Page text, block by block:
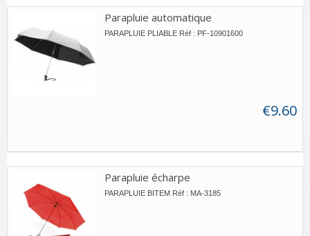
Parapluie automatique
PARAPLUIE PLIABLE Réf : PF-10901600
€9.60
Parapluie écharpe
PARAPLUIE BITEM Réf : MA-3185